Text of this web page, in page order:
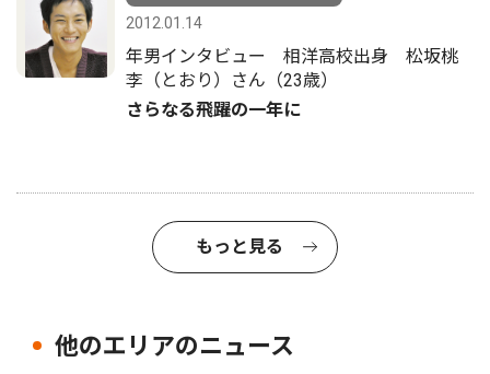
2012.01.14
年男インタビュー 相洋高校出身 松坂桃
李（とおり）さん（23歳）
さらなる飛躍の一年に
もっと見る
他のエリアのニュース